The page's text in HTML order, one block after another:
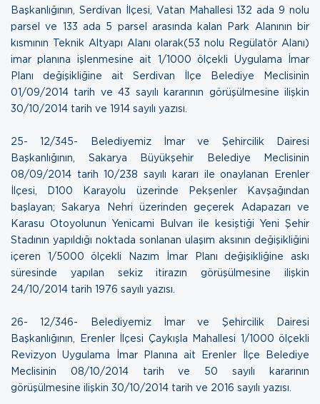
Başkanlığının, Serdivan İlçesi, Vatan Mahallesi 132 ada 9 nolu
parsel ve 133 ada 5 parsel arasında kalan Park Alanının bir
kısmının Teknik Altyapı Alanı olarak(53 nolu Regülatör Alanı)
imar planına işlenmesine ait 1/1000 ölçekli Uygulama İmar
Planı değişikliğine ait Serdivan İlçe Belediye Meclisinin
01/09/2014 tarih ve 43 sayılı kararının görüşülmesine ilişkin
30/10/2014 tarih ve 1914 sayılı yazısı.
25- 12/345- Belediyemiz İmar ve Şehircilik Dairesi
Başkanlığının, Sakarya Büyükşehir Belediye Meclisinin
08/09/2014 tarih 10/238 sayılı kararı ile onaylanan Erenler
İlçesi, D100 Karayolu üzerinde Pekşenler Kavşağından
başlayan; Sakarya Nehri üzerinden geçerek Adapazarı ve
Karasu Otoyolunun Yenicami Bulvarı ile kesiştiği Yeni Şehir
Stadının yapıldığı noktada sonlanan ulaşım aksının değişikliğini
içeren 1/5000 ölçekli Nazım İmar Planı değişikliğine askı
süresinde yapılan sekiz itirazın görüşülmesine ilişkin
24/10/2014 tarih 1976 sayılı yazısı.
26- 12/346- Belediyemiz İmar ve Şehircilik Dairesi
Başkanlığının, Erenler İlçesi Çaykışla Mahallesi 1/1000 ölçekli
Revizyon Uygulama İmar Planına ait Erenler İlçe Belediye
Meclisinin 08/10/2014 tarih ve 50 sayılı kararının
görüşülmesine ilişkin 30/10/2014 tarih ve 2016 sayılı yazısı.